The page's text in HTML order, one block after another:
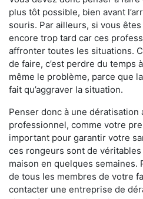
plus tôt possible, bien avant
souris. Par ailleurs, si vous êtes
encore trop tard car ces
affronter toutes les situations.
de faire, c’est perdre du temps
même le problème, parce que
fait qu’aggraver la situation.
Penser donc à une dératisation
professionnel, comme votre
important pour garantir votre
ces rongeurs sont de
maison en quelques
de tous les membres de votre
contacter une entreprise de